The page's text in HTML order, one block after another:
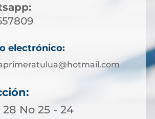
electrónico:
28 No 25 - 24